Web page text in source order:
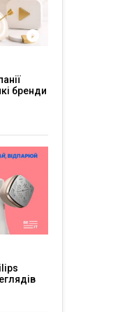
бренди